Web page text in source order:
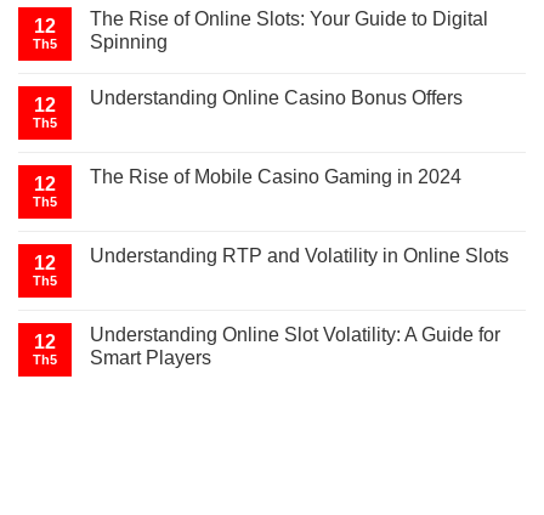
12
Th5
The Rise of Online Slots: Your Guide to Digital
Spinning
12
Th5
Understanding Online Casino Bonus Offers
12
Th5
The Rise of Mobile Casino Gaming in 2024
12
Th5
Understanding RTP and Volatility in Online Slots
12
Th5
Understanding Online Slot Volatility: A Guide for
Smart Players